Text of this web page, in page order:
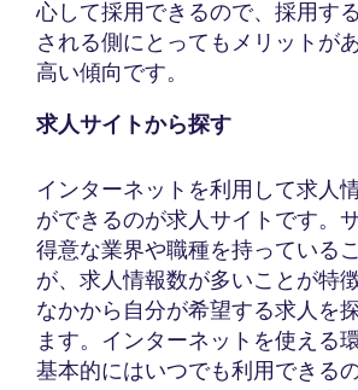
心して採用できるので、採用す
される側にとってもメリットが
高い傾向です。
求人サイトから探す
インターネットを利用して求人
ができるのが求人サイトです。
得意な業界や職種を持っている
が、求人情報数が多いことが特
なかから自分が希望する求人を
ます。インターネットを使える
基本的にはいつでも利用できる